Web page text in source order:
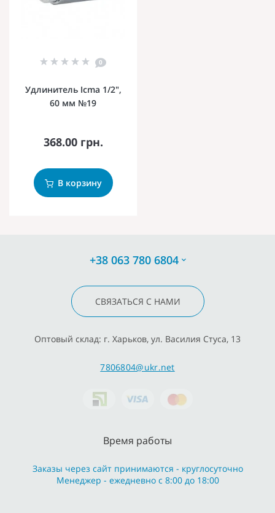
0
Удлинитель Icma 1/2",
60 мм №19
368.00 грн.
В корзину
+38 063 780 6804
СВЯЗАТЬСЯ С НАМИ
Оптовый склад: г. Харьков, ул. Василия Стуса, 13
7806804@ukr.net
Время работы
Заказы через сайт принимаются - круглосуточно
Менеджер - ежедневно с 8:00 до 18:00